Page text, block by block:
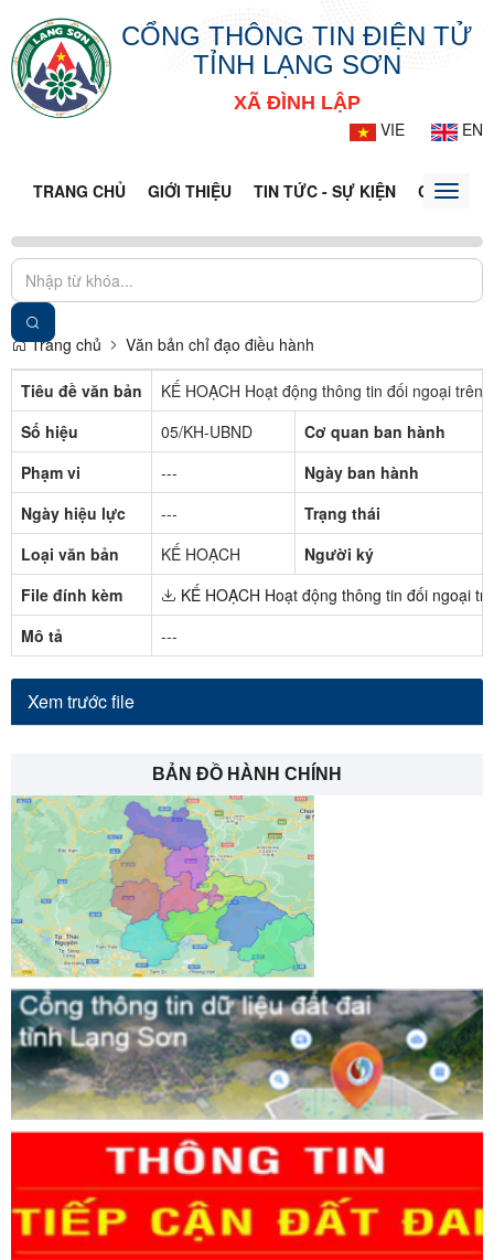
CỔNG THÔNG TIN ĐIỆN TỬ
TỈNH LẠNG SƠN
XÃ ĐÌNH LẬP
VIE
EN
TRANG CHỦ GIỚI THIỆU TIN TỨC - SỰ KIỆN CỔNGToggle
Trang chủ Văn bản chỉ đạo điều hành
Tiêu đề văn bản
KẾ HOẠCH Hoạt động thông tin đối ngoại
Số hiệu
05/KH-UBND
Cơ quan ban hành
Phạm vi
---
Ngày ban hành
Ngày hiệu lực
---
Trạng thái
Loại văn bản
KẾ HOẠCH
Người ký
File đính kèm
KẾ HOẠCH Hoạt động thông tin đối ngoại
Mô tả
---
Xem trước file
BẢN ĐỒ HÀNH CHÍNH